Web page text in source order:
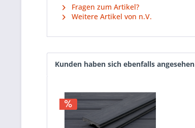
Fragen zum Artikel?
Weitere Artikel von n.V.
Kunden haben sich ebenfalls angesehen